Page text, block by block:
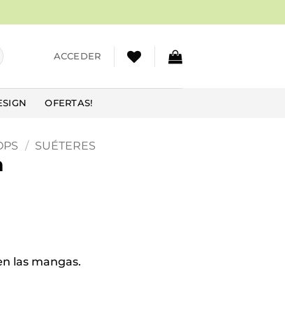
ACCEDER
OFERTAS!
/ SUÉTERES
las mangas.